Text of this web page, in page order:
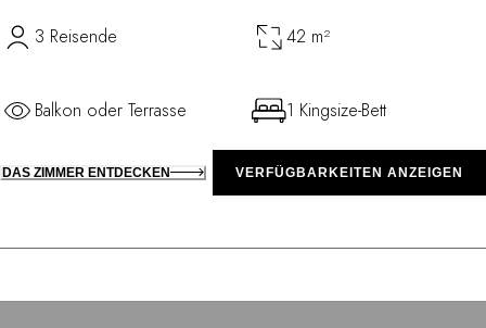
3 Reisende 42 m²
Balkon oder Terrasse 1 Kingsize-Bett
DAS ZIMMER ENTDECKEN VERFÜGBARKEITEN ANZEIGEN